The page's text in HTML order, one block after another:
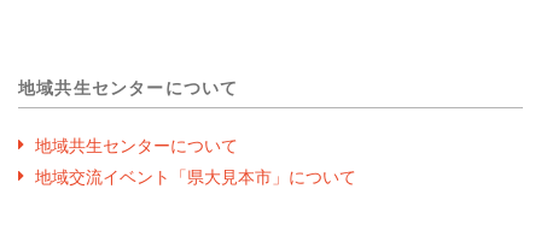
地域共生センターについて
地域共生センターについて
地域交流イベント「県大見本市」について